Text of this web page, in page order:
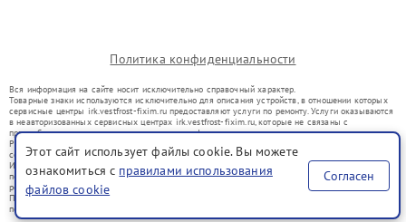
Политика конфиденциальности
Вся информация на сайте носит исключительно справочный характер.
Товарные знаки используются исключительно для описания устройств, в отношении которых
сервисные центры irk.vestfrost-fixim.ru предоставляют услуги по ремонту. Услуги оказываются
в неавторизованных сервисных центрах irk.vestfrost-fixim.ru, которые не связаны с
правообладателями товарных знаков или их официальными представителями.
Ремонт осуществляется для устройств, уже введенных в гражданский оборот в соответствии
со статьей 1487 ГК РФ.
Использование товарных знаков не преследует цели индивидуализации услуг или введения
потребителей в заблуждение, а служит для информирования о предоставляемых услугах по
ремонту техники указанных брендов.
Представленная на сайте информация не является публичной офертой, определяемой
положениями Статьи 437(2) Гражданского кодекса РФ
Этот сайт использует файлы cookie. Вы можете
ознакомиться с правилами использования
файлов cookie
Согласен